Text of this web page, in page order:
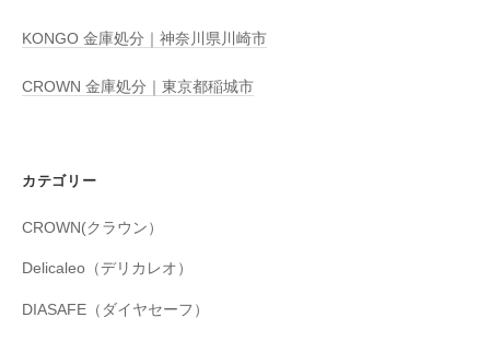
KONGO 金庫処分｜神奈川県川崎市
CROWN 金庫処分｜東京都稲城市
カテゴリー
CROWN(クラウン）
Delicaleo（デリカレオ）
DIASAFE（ダイヤセーフ）